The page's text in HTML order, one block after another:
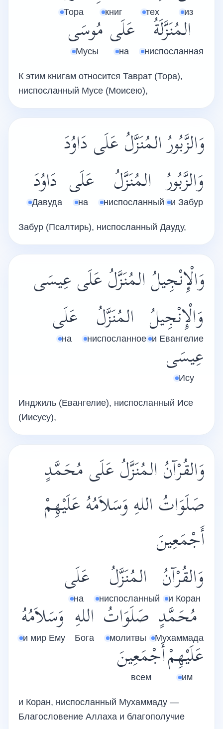
из
тех
книг
Тора
المُنَزَّلَةُ
ниспосланная
عَلَى
на
مُوسَى
Мусы
К этим книгам относится Таврат (Тора),
ниспосланный Мусе (Моисею),
وَالزَّبُورُ المُنَزَّلُ عَلَى دَاوُدَ
وَالزَّبُورُ
и Забур
المُنَزَّلُ
ниспосланный
عَلَى
на
دَاوُدَ
Давуда
Забур (Псалтирь), ниспосланный Дауду,
وَالْإِنْجِيلُ المُنَزَّلُ عَلَى عِيسَى
وَالْإِنْجِيلُ
и Евангелие
المُنَزَّلُ
ниспосланное
عَلَى
на
عِيسَى
Ису
Инджиль (Евангелие), ниспосланный Исе
(Иисусу),
وَالقُرْآنُ المُنَزَّلُ عَلَى مُحَمَّدٍ
صَلَوَاتُ اللهِ وَسَلاَمُهُ عَلَيْهِمْ
أَجْمَعِينَ
وَالقُرْآنُ
и Коран
المُنَزَّلُ
ниспосланный
عَلَى
на
مُحَمَّدٍ
Мухаммада
صَلَوَاتُ
молитвы
اللهِ
Бога
وَسَلاَمُهُ
и мир Ему
عَلَيْهِمْ
им
أَجْمَعِينَ
всем
и Коран, ниспосланный Мухаммаду —
Благословение Аллаха и благополучие